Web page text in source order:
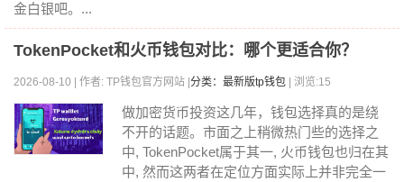
金白银吧。...
TokenPocket和火币钱包对比：哪个更适合你？
2026-08-10 | 作者: TP钱包官方网站 | 分类：最新版tp钱包 | 浏览:15
做加密货币投资这几年，钱包选择真的是绕
不开的话题。市面之上稍微热门些的选择之
中, TokenPocket属于其一, 火币钱包也归在其
中, 然而这两者在定位方面实际上并非完全一